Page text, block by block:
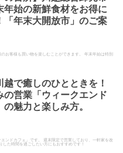
年始の新鮮食材をお得に
「年末大開放市」のご案
お客様も買い物を楽しむことができます。 年末年始は特別
越で癒しのひとときを！
の営業「ウィークエンド
の魅力と楽しみ方。
ンドカフェ」です。 週末限定で営業しており、一軒家を改
た時間を過ごしたい方にもおすすめです！